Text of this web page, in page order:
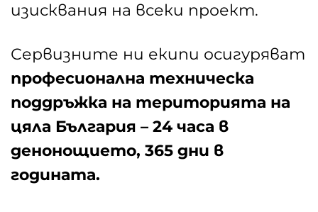
изисквания на всеки проект.
Сервизните ни екипи осигуряват
професионална техническа
поддръжка на територията на
цяла България – 24 часа в
денонощието, 365 дни в
годината.